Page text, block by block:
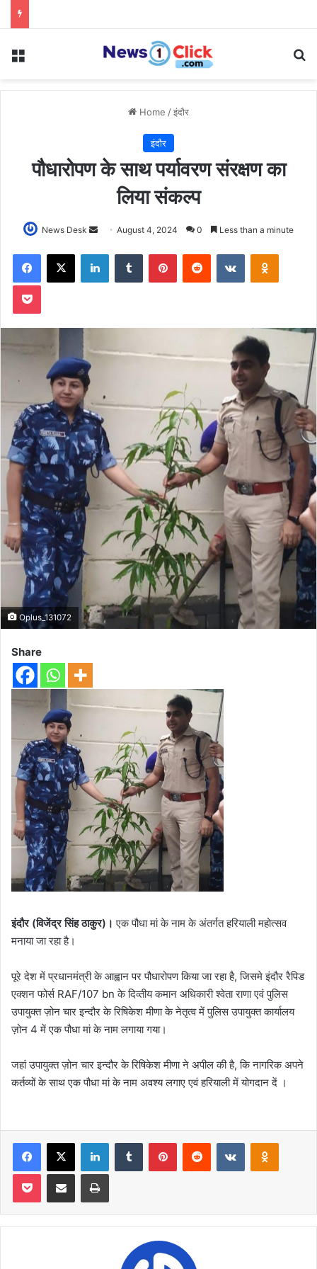
Menu
Home /इंदौर
इंदौर
पौधारोपण के साथ पर्यावरण संरक्षण का
लिया संकल्प
News Desk
Send
email
August 4, 2024 0 Less than a minute
Facebook
X LinkedInTumblr PinterestReddit VKontakte
Pocket
Oplus_131072
Share
इंदौर (विजेंद्र सिंह ठाकुर)। एक पौधा मां के नाम के अंतर्गत हरियाली महोत्सव
मनाया जा रहा है।
पूरे देश में प्रधानमंत्री के आह्वान पर पौधारोपण किया जा रहा है, जिसमे इंदौर रैपिड
एक्शन फोर्स RAF/107 bn के दिव्तीय कमान अधिकारी श्वेता राणा एवं पुलिस
उपायुक्त ज़ोन चार इन्दौर के रिषिकेश मीणा के नेतृत्व में पुलिस उपायुक्त कार्यालय
ज़ोन 4 में एक पौधा मां के नाम लगाया गया।
जहां उपायुक्त ज़ोन चार इन्दौर के रिषिकेश मीणा ने अपील की है, कि नागरिक अपने
कर्तव्यों के साथ एक पौधा मां के नाम अवश्य लगाए एवं हरियाली में योगदान दें ।
Facebook
X LinkedInTumblr PinterestReddit VKontakte
Pocket Share via Email Print